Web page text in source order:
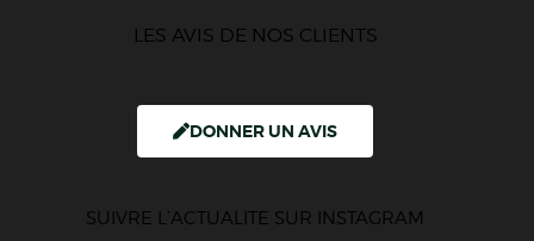
LES AVIS DE NOS CLIENTS
DONNER UN AVIS
SUIVRE L’ACTUALITE SUR INSTAGRAM